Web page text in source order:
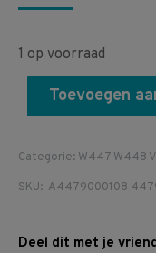
1 op voorraad
Toevoegen
Categorie: W447 W448
SKU: A4479000108
Deel dit met je